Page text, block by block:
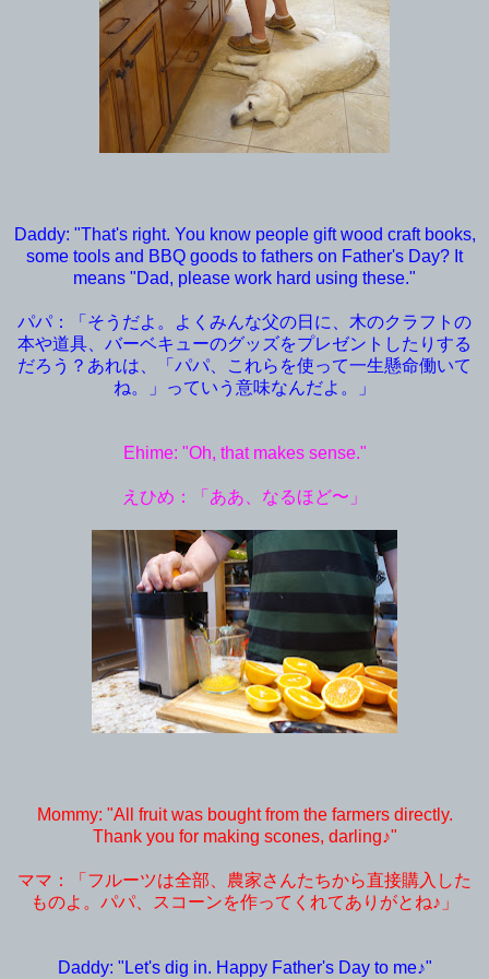
Daddy: "That's right. You know people gift wood craft books,
some tools and BBQ goods to fathers on Father's Day? It
means "Dad, please work hard using these."
パパ：「そうだよ。よくみんな父の日に、木のクラフトの
本や道具、バーベキューのグッズをプレゼントしたりする
だろう？あれは、「パパ、これらを使って一生懸命働いて
ね。」っていう意味なんだよ。」
Ehime: "Oh, that makes sense."
えひめ：「ああ、なるほど〜」
Mommy: "All fruit was bought from the farmers directly.
Thank you for making scones, darling♪"
ママ：「フルーツは全部、農家さんたちから直接購入した
ものよ。パパ、スコーンを作ってくれてありがとね♪」
Daddy: "Let's dig in. Happy Father's Day to me♪"